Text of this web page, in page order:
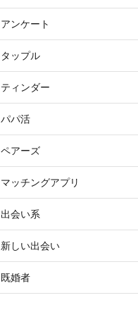
アンケート
タップル
ティンダー
パパ活
ペアーズ
マッチングアプリ
出会い系
新しい出会い
既婚者